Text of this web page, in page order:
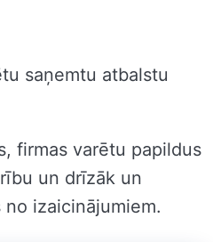
saņemtu atbalstu
firmas varētu papildus
un drīzāk un
izaicinājumiem.